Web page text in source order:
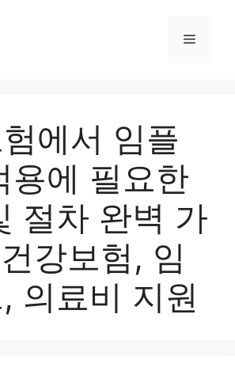
Menu
에서 임플
용에 필요한
절차 완벽 가
강보험, 임
의료비 지원